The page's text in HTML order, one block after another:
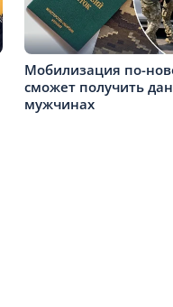
Мобилизация по-
сможет получить
мужчинах